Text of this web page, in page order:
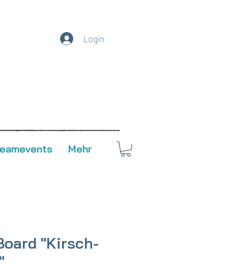
Login
Mehr
"Kirsch-